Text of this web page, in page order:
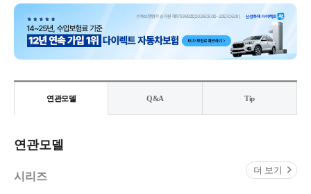
연관모델 Q&A Tip
연관모델
시리즈
더 보기